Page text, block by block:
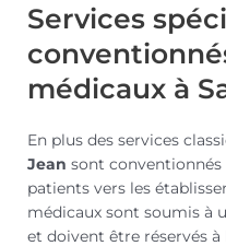
Services
médicaux à
En plus des services
Jean sont conventionnés
patients vers les
médicaux sont soumis à
et doivent être réservés à